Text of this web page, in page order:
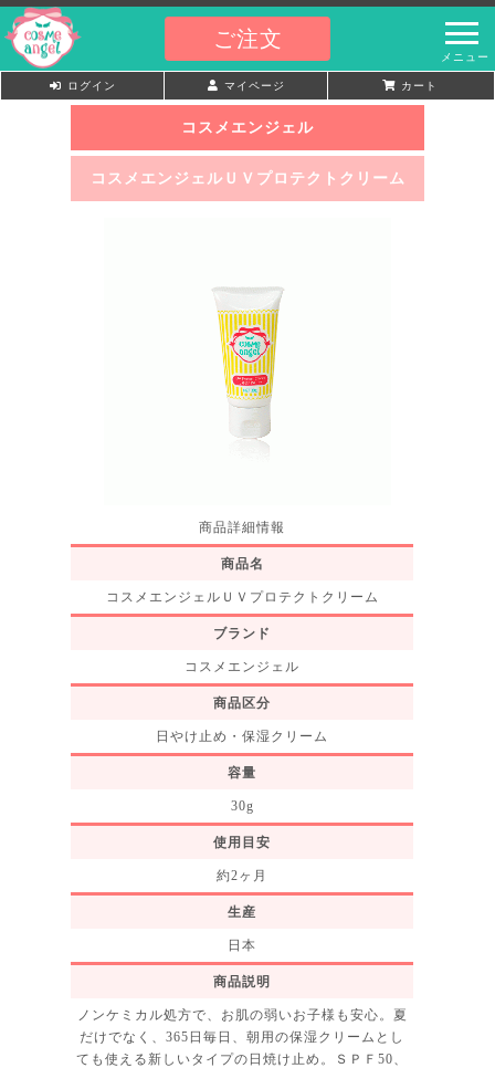
ご注文
ログイン マイページ カート
コスメエンジェル
コスメエンジェルＵＶプロテクトクリーム
商品詳細情報
商品名
コスメエンジェルＵＶプロテクトクリーム
ブランド
コスメエンジェル
商品区分
日やけ止め・保湿クリーム
容量
30g
使用目安
約2ヶ月
生産
日本
商品説明
ノンケミカル処方で、お肌の弱いお子様も安心。夏
だけでなく、365日毎日、朝用の保湿クリームとし
ても使える新しいタイプの日焼け止め。ＳＰＦ50、